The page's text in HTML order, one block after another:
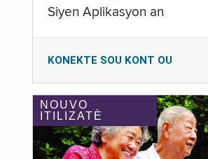
Siyen Aplikasyon an
KONEKTE SOU KONT OU
NOUVO
ITILIZATÈ